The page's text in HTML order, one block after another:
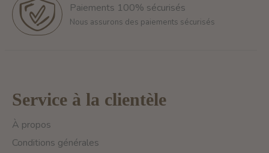
Paiements 100% sécurisés
Nous assurons des paiements sécurisés
Service à la clientèle
À propos
Conditions générales